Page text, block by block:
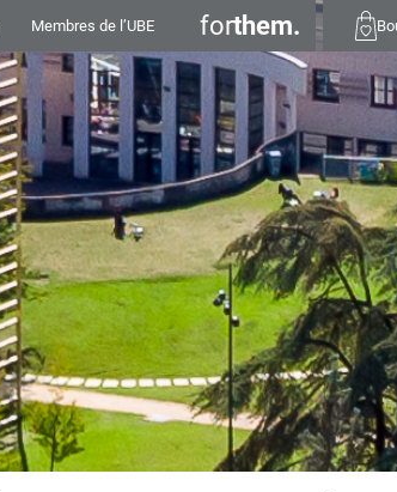
Membres de l’UBE forthem.